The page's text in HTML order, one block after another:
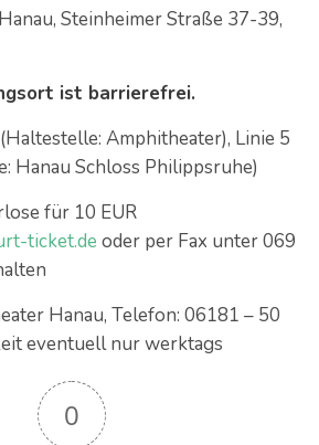
Steinheimer Straße 37-39,
ist barrierefrei.
Amphitheater), Linie 5
Hanau Schloss Philippsruhe)
für 10 EUR
ticket.de oder per Fax unter 069
Hanau, Telefon: 06181 – 50
eventuell nur werktags
0